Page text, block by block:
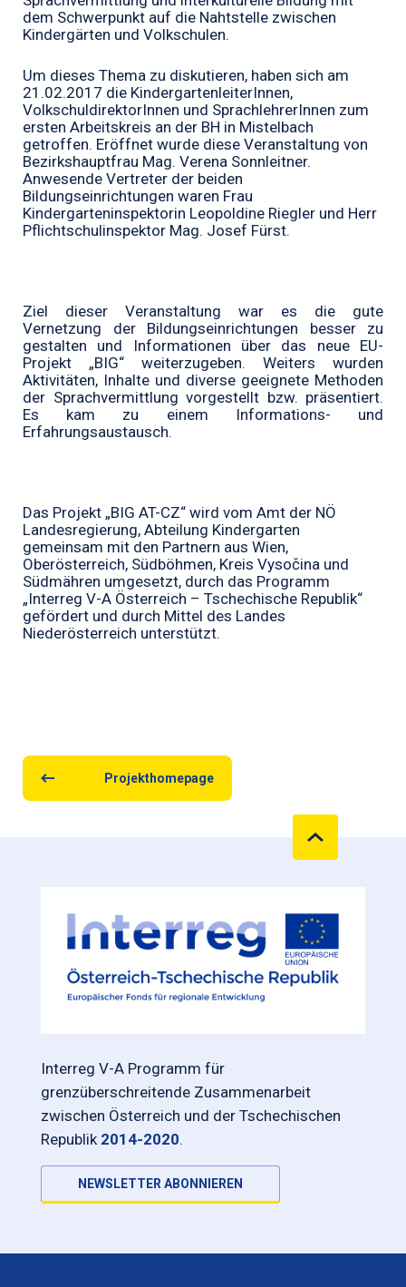
dem Schwerpunkt auf die Nahtstelle zwischen
Kindergärten und Volkschulen.
Um dieses Thema zu diskutieren, haben sich am
21.02.2017 die KindergartenleiterInnen,
VolkschuldirektorInnen und SprachlehrerInnen zum
ersten Arbeitskreis an der BH in Mistelbach
getroffen. Eröffnet wurde diese Veranstaltung von
Bezirkshauptfrau Mag. Verena Sonnleitner.
Anwesende Vertreter der beiden
Bildungseinrichtungen waren Frau
Kindergarteninspektorin Leopoldine Riegler und Herr
Pflichtschulinspektor Mag. Josef Fürst.
Ziel dieser Veranstaltung war es die gute
Vernetzung der Bildungseinrichtungen besser zu
gestalten und Informationen über das neue EU-
Projekt „BIG“ weiterzugeben. Weiters wurden
Aktivitäten, Inhalte und diverse geeignete Methoden
der Sprachvermittlung vorgestellt bzw. präsentiert.
Es kam zu einem
Informations- und
Erfahrungsaustausch.
Das Projekt „BIG AT-CZ“ wird vom Amt der NÖ
Landesregierung, Abteilung Kindergarten
gemeinsam mit den Partnern aus Wien,
Oberösterreich, Südböhmen, Kreis Vysočina und
Südmähren umgesetzt, durch das Programm
„Interreg V-A Österreich – Tschechische Republik“
gefördert und durch Mittel des Landes
Niederösterreich unterstützt.
Projekthomepage
Interreg V-A Programm für
grenzüberschreitende Zusammenarbeit
zwischen Österreich und der Tschechischen
Republik 2014-2020.
NEWSLETTER ABONNIEREN